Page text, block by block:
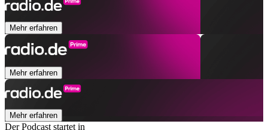
Mehr erfahren
Mehr erfahren
Mehr erfahren
Der Podcast startet in